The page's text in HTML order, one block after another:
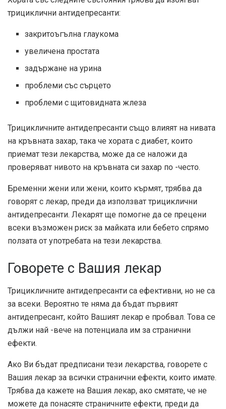
трициклични антидепресанти:
закритоъгълна глаукома
увеличена простата
задържане на урина
проблеми със сърцето
проблеми с щитовидната жлеза
Трицикличните антидепресанти също влияят на нивата
на кръвната захар, така че хората с диабет, които
приемат тези лекарства, може да се наложи да
проверяват нивото на кръвната си захар по -често.
Бременни жени или жени, които кърмят, трябва да
говорят с лекар, преди да използват трициклични
антидепресанти. Лекарят ще помогне да се прецени
всеки възможен риск за майката или бебето спрямо
ползата от употребата на тези лекарства.
Говорете с Вашия лекар
Трицикличните антидепресанти са ефективни, но не са
за всеки. Вероятно те няма да бъдат първият
антидепресант, който Вашият лекар е пробвал. Това се
дължи най -вече на потенциала им за странични
ефекти.
Ако Ви бъдат предписани тези лекарства, говорете с
Вашия лекар за всички странични ефекти, които имате.
Трябва да кажете на Вашия лекар, ако смятате, че не
можете да понасяте страничните ефекти, преди да